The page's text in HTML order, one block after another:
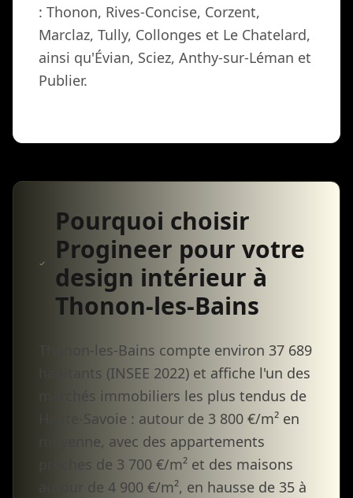
: Thonon, Rives-Concise, Corzent,
Marclaz, Tully, Collonges et Le Chatelard,
ainsi qu'Évian, Sciez, Anthy-sur-Léman et
Publier.
Pourquoi choisir
Progineer pour votre
design intérieur à
Thonon-les-Bains
Thonon-les-Bains compte environ 37 689
habitants (INSEE 2022) et affiche l'un des
marchés immobiliers les plus tendus de
Haute-Savoie : autour de 3 800 €/m² en
moyenne, avec des appartements
proches de 3 700 €/m² et des maisons
autour de 4 900 €/m², en hausse de 35 à